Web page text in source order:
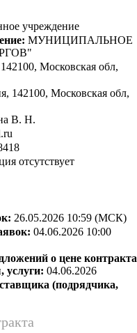
учреждение
МУНИЦИПАЛЬНОЕ
Московская обл,
142100, Московская обл,
В. Н.
отсутствует
26.05.2026 10:59 (МСК)
04.06.2026 10:00
о цене контракта
услуги: 04.06.2026
(подрядчика,